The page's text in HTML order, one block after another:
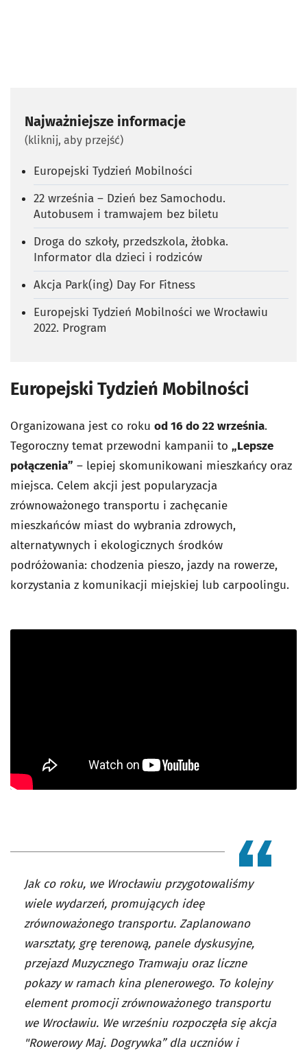
Najważniejsze informacje
(kliknij, aby przejść)
Europejski Tydzień Mobilności
22 września – Dzień bez Samochodu.
Autobusem i tramwajem bez biletu
Droga do szkoły, przedszkola, żłobka.
Informator dla dzieci i rodziców
Akcja Park(ing) Day For Fitness
Europejski Tydzień Mobilności we Wrocławiu
2022. Program
Europejski Tydzień Mobilności
Organizowana jest co roku od 16 do 22 września.
Tegoroczny temat przewodni kampanii to „Lepsze
połączenia” – lepiej skomunikowani mieszkańcy oraz
miejsca. Celem akcji jest popularyzacja
zrównoważonego transportu i zachęcanie
mieszkańców miast do wybrania zdrowych,
alternatywnych i ekologicznych środków
podróżowania: chodzenia pieszo, jazdy na rowerze,
korzystania z komunikacji miejskiej lub carpoolingu.
Jak co roku, we Wrocławiu przygotowaliśmy
wiele wydarzeń, promujących ideę
zrównoważonego transportu. Zaplanowano
warsztaty, grę terenową, panele dyskusyjne,
przejazd Muzycznego Tramwaju oraz liczne
pokazy w ramach kina plenerowego. To kolejny
element promocji zrównoważonego transportu
we Wrocławiu. We wrześniu rozpoczęła się akcja
"Rowerowy Maj. Dogrywka” dla uczniów i